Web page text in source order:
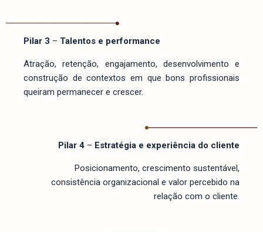
Pilar 3 – Talentos e performance
Atração, retenção, engajamento, desenvolvimento e
construção de contextos em que bons profissionais
queiram permanecer e crescer.
Pilar 4 – Estratégia e experiência do cliente
Posicionamento, crescimento sustentável,
consistência organizacional e valor percebido na
relação com o cliente.